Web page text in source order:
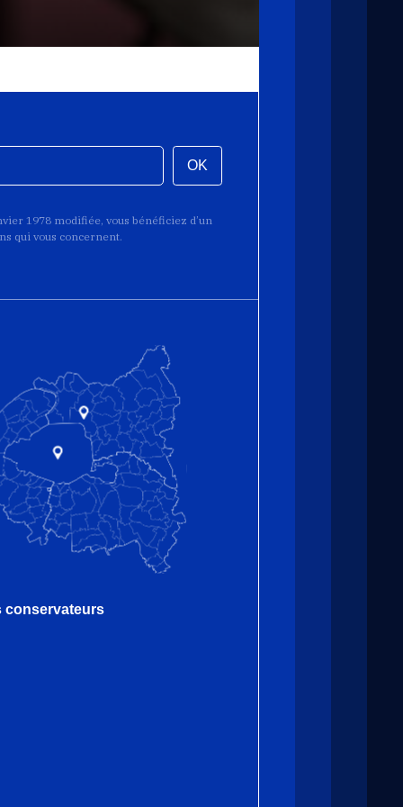
OK
1978 modifiée, vous bénéficiez d’un
qui vous concernent.
conservateurs